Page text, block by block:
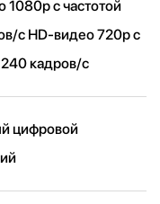
1080р c частотой
с HD-видео 720р c
кадров/ с
цифровой